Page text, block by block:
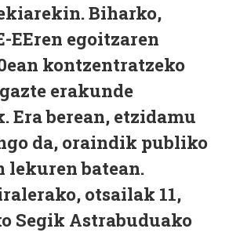
Biharko,
EEren egoitzaren
kontzentratzeko
erakunde
Era berean, etzidamu
da, oraindik publiko
lekuren batean.
otsailak 11,
Segik Astrabuduako